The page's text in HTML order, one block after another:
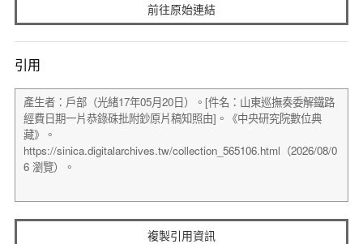
前往原始連結
引用
複製引用資訊